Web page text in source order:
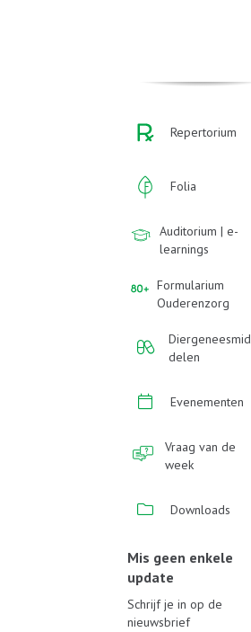
Repertorium
Folia
Auditorium | e-
learnings
Formularium
Ouderenzorg
Diergeneesmid
delen
Evenementen
Vraag van de
week
Downloads
Mis geen enkele
update
Schrijf je in op de
nieuwsbrief